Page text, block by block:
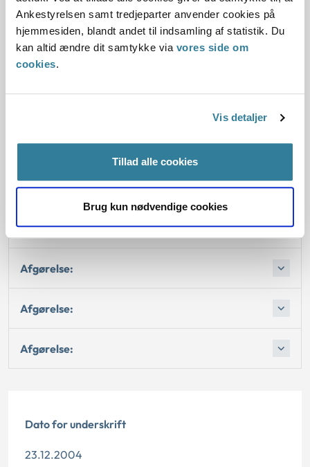
Ankestyrelsen samt tredjeparter anvender cookies på
hjemmesiden, blandt andet til indsamling af statistik. Du
kan altid ændre dit samtykke via vores side om
cookies.
Vis detaljer
Tillad alle cookies
Brug kun nødvendige cookies
han gled på et islag.
Arbejdsskadestyrelsen traf den 20. april 2004 afgørelse
om anerkendelse og gav samtidig afslag på varigt mén,
erhvervsevnetab og fremtidige behandlingsudgifter.
for så vidt angik spørgsmålet om varigt mén og fremtidige
Love:
Afgørelse:
Afgørelse:
Afgørelse:
Afgørelse:
Dato for underskrift
23.12.2004